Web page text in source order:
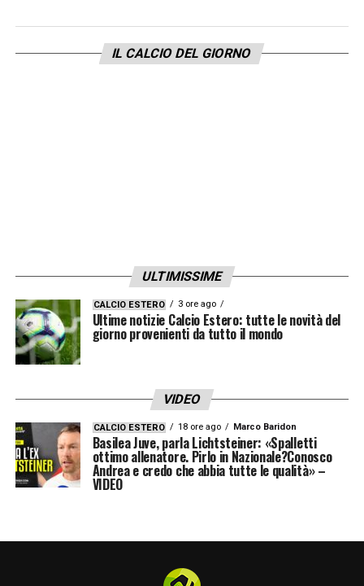
LA PLAYLIST DELLE NOSTRE TOP NEWS
IL CALCIO DEL GIORNO
ULTIMISSIME
CALCIO ESTERO 3 ore ago
Ultime notizie Calcio Estero: tutte le novità del
giorno provenienti da tutto il mondo
VIDEO
CALCIO ESTERO 18 ore ago Marco Baridon
Basilea Juve, parla Lichtsteiner: «Spalletti
ottimo allenatore. Pirlo in Nazionale?Conosco
Andrea e credo che abbia tutte le qualità» –
VIDEO